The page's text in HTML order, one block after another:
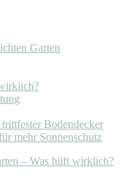
Garten
Bodendecker
mehr Sonnenschutz
– Was hilft wirklich?